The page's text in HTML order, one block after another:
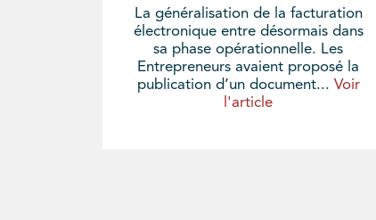
La généralisation de la facturation
électronique entre désormais dans
sa phase opérationnelle. Les
Entrepreneurs avaient proposé la
publication d’un document... Voir
l'article